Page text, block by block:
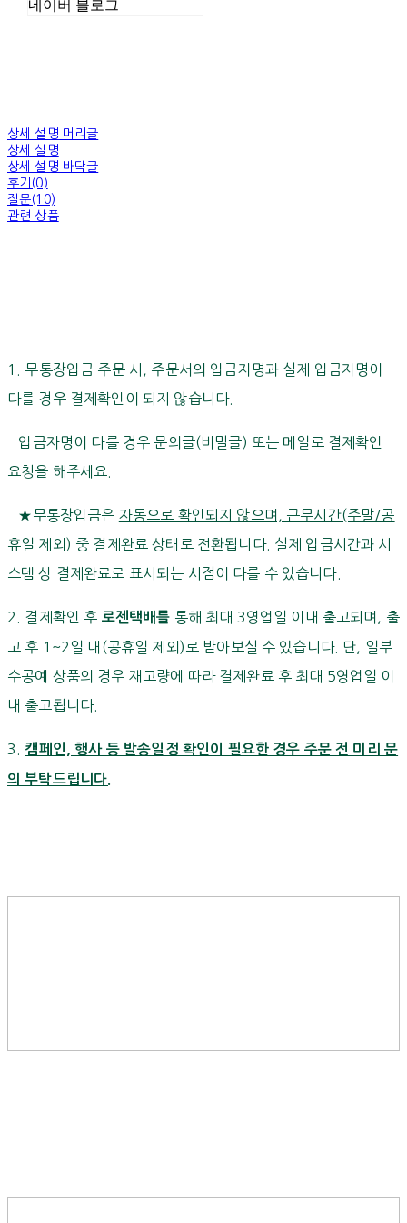
네이버 블로그
상세 설명 머리글
상세 설명
상세 설명 바닥글
후기(0)
질문(10)
관련 상품
1. 무통장입금 주문 시, 주문서의 입금자명과 실제 입금자명이
다를 경우 결제확인이 되지 않습니다.
입금자명이 다를 경우 문의글(비밀글) 또는 메일로 결제확인
요청을 해주세요.
★무통장입금은 자동으로 확인되지 않으며, 근무시간(주말/공
휴일 제외) 중 결제완료 상태로 전환됩니다. 실제 입금시간과 시
스템 상 결제완료로 표시되는 시점이 다를 수 있습니다.
2. 결제확인 후 로젠택배를 통해 최대 3영업일 이내 출고되며, 출
고 후 1~2일 내(공휴일 제외)로 받아보실 수 있습니다. 단, 일부
수공예 상품의 경우 재고량에 따라 결제완료 후 최대 5영업일 이
내 출고됩니다.
3. 캠페인, 행사 등 발송일정 확인이 필요한 경우 주문 전 미리 문
의 부탁드립니다.